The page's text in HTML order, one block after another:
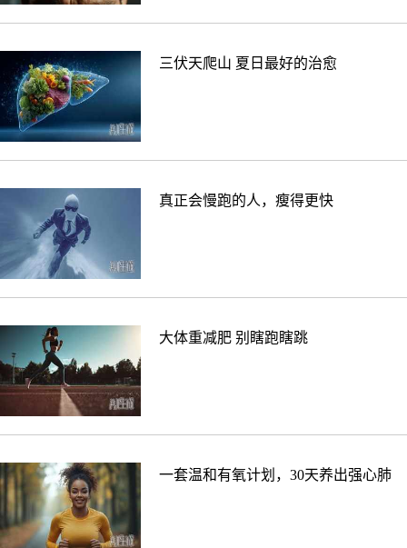
三伏天爬山 夏日最好的治愈
真正会慢跑的人，瘦得更快
大体重减肥 别瞎跑瞎跳
一套温和有氧计划，30天养出强心肺